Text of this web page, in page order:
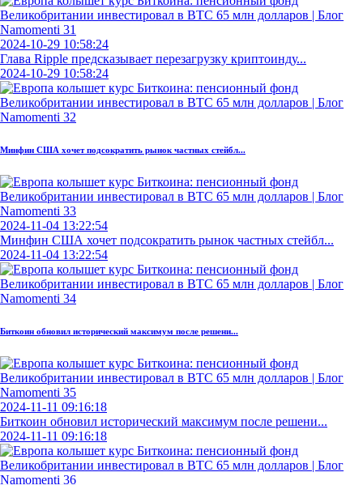
2024-10-29 10:58:24
Глава Ripple предсказывает перезагрузку криптоинду...
2024-10-29 10:58:24
Минфин США хочет подсократить рынок частных стейбл...
2024-11-04 13:22:54
Минфин США хочет подсократить рынок частных стейбл...
2024-11-04 13:22:54
Биткоин обновил исторический максимум после решени...
2024-11-11 09:16:18
Биткоин обновил исторический максимум после решени...
2024-11-11 09:16:18